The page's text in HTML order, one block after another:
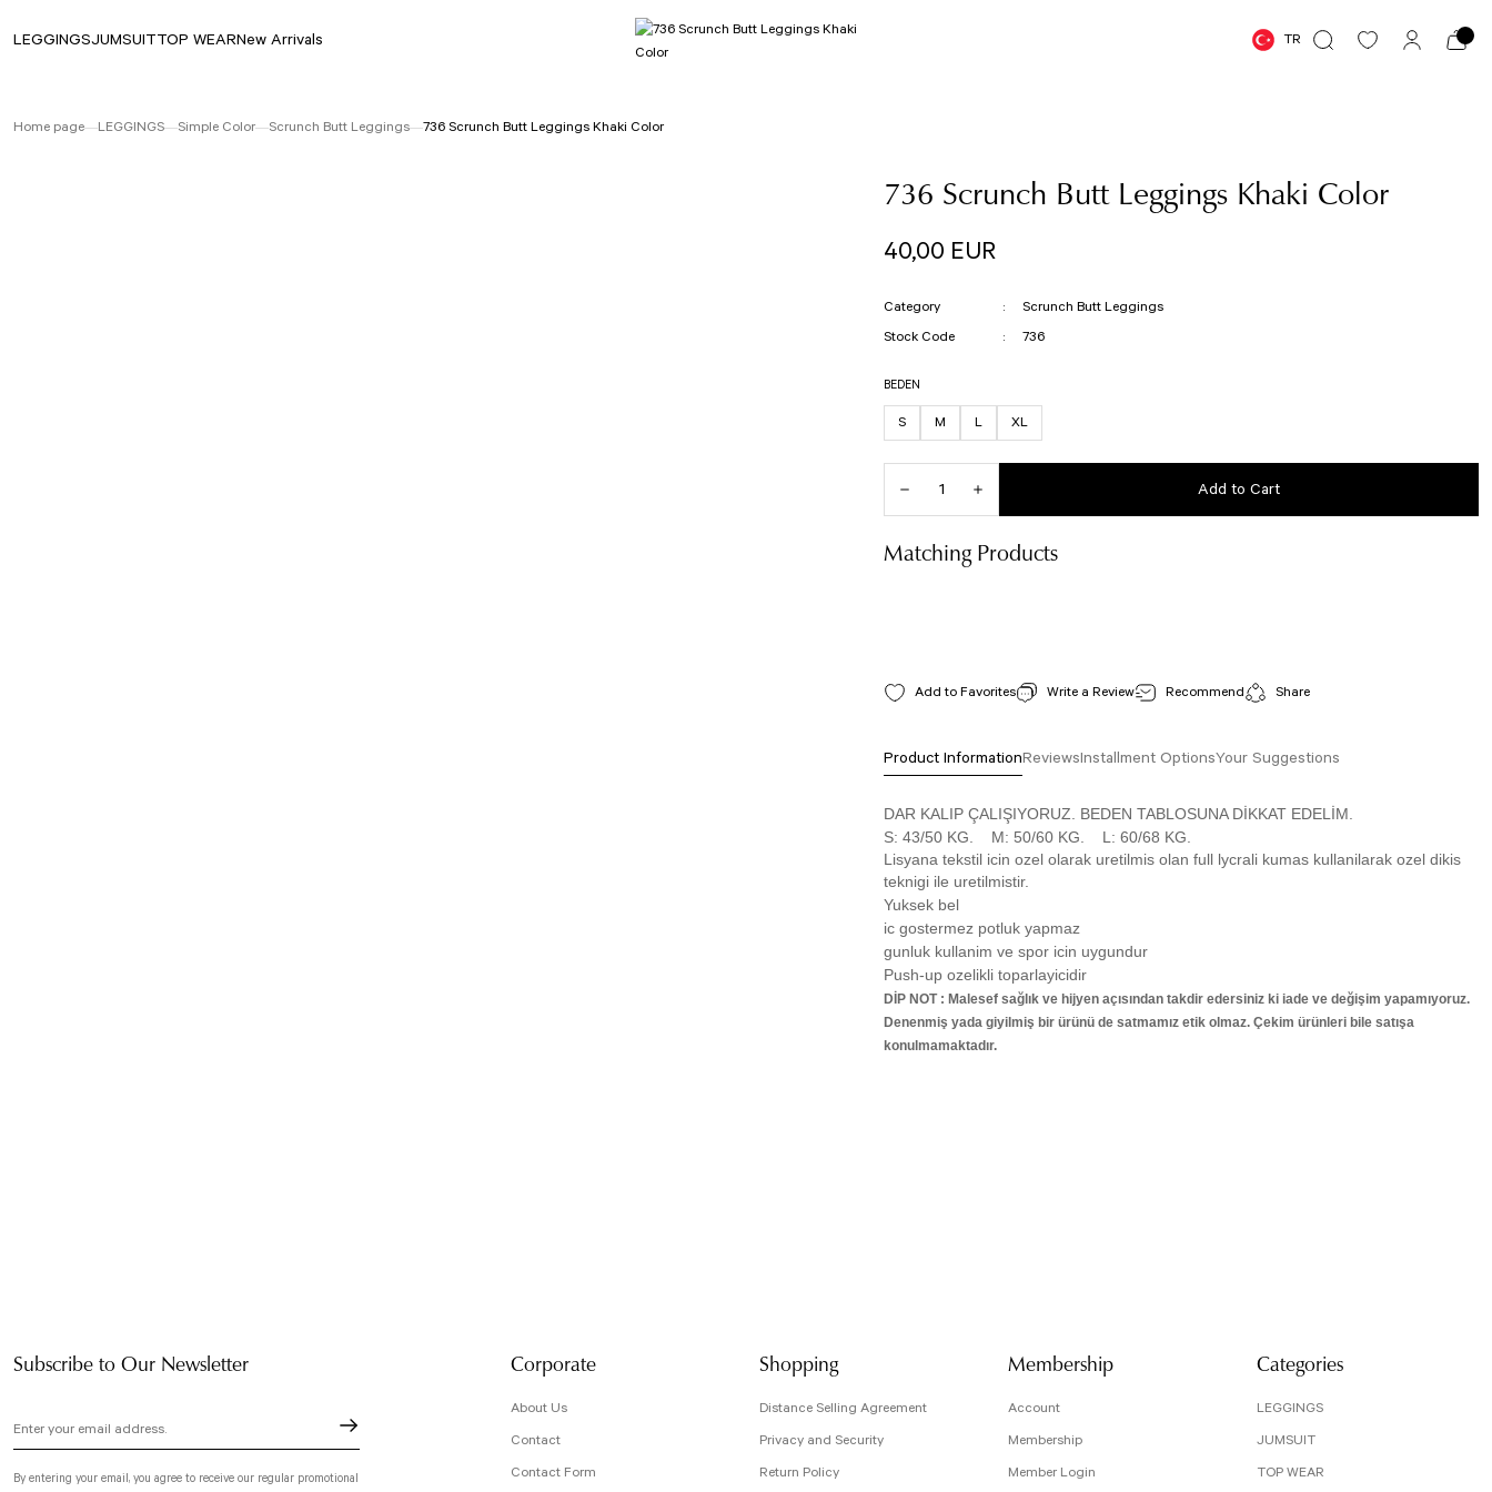
LEGGINGSJUMSUITTOP WEARNew Arrivals TR
Home page LEGGINGS Simple Color Scrunch Butt Leggings 736 Scrunch Butt Leggings Khaki Color
736 Scrunch Butt Leggings Khaki Color
40,00 EUR
Category
Scrunch Butt Leggings
Stock Code
736
BEDEN
S M L XL
Add to Cart
Matching Products
Stock Code : 244
Write a Review Recommend Share
Product InformationReviewsInstallment OptionsYour Suggestions
DAR KALIP ÇALIŞIYORUZ. BEDEN TABLOSUNA DİKKAT EDELİM.
S: 43/50 KG. M: 50/60 KG. L: 60/68 KG.
Lisyana tekstil icin ozel olarak uretilmis olan full lycrali kumas kullanilarak ozel dikis
teknigi ile uretilmistir.
Yuksek bel
ic gostermez potluk yapmaz
gunluk kullanim ve spor icin uygundur
Push-up ozelikli toparlayicidir
DİP NOT : Malesef sağlık ve hijyen açısından takdir edersiniz ki iade ve değişim yapamıyoruz.
Denenmiş yada giyilmiş bir ürünü de satmamız etik olmaz. Çekim ürünleri bile satışa
konulmamaktadır.
Subscribe to Our Newsletter
By entering your email, you agree to receive our regular promotional
Corporate
About Us
Contact
Contact Form
Shopping
Distance Selling Agreement
Privacy and Security
Return Policy
Membership
Account
Membership
Member Login
Categories
LEGGINGS
JUMSUIT
TOP WEAR